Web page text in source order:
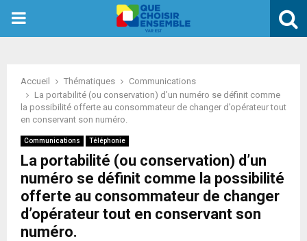
PRIMARY
Accueil Thématiques
Communications
La portabilité (ou conservation) d’un numéro se définit comme
la possibilité offerte au consommateur de changer d’opérateur tout
en conservant son numéro.
Communications Téléphonie
La portabilité (ou conservation) d’un
numéro se définit comme la possibilité
offerte au consommateur de changer
d’opérateur tout en conservant son
numéro.